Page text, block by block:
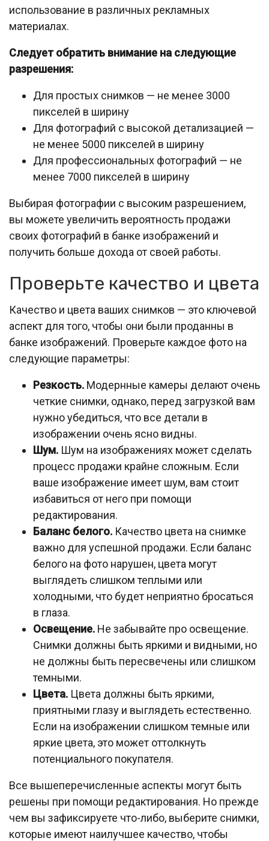
использование в различных рекламных
материалах.
Следует обратить внимание на следующие
разрешения:
Для простых снимков — не менее 3000
пикселей в ширину
Для фотографий с высокой детализацией —
не менее 5000 пикселей в ширину
Для профессиональных фотографий — не
менее 7000 пикселей в ширину
Выбирая фотографии с высоким разрешением,
вы можете увеличить вероятность продажи
своих фотографий в банке изображений и
получить больше дохода от своей работы.
Проверьте качество и цвета
Качество и цвета ваших снимков — это ключевой
аспект для того, чтобы они были проданны в
банке изображений. Проверьте каждое фото на
следующие параметры:
Резкость. Модернные камеры делают очень
четкие снимки, однако, перед загрузкой вам
нужно убедиться, что все детали в
изображении очень ясно видны.
Шум. Шум на изображениях может сделать
процесс продажи крайне сложным. Если
ваше изображение имеет шум, вам стоит
избавиться от него при помощи
редактирования.
Баланс белого. Качество цвета на снимке
важно для успешной продажи. Если баланс
белого на фото нарушен, цвета могут
выглядеть слишком теплыми или
холодными, что будет неприятно бросаться
в глаза.
Освещение. Не забывайте про освещение.
Снимки должны быть яркими и видными, но
не должны быть пересвечены или слишком
темными.
Цвета. Цвета должны быть яркими,
приятными глазу и выглядеть естественно.
Если на изображении слишком темные или
яркие цвета, это может оттолкнуть
потенциального покупателя.
Все вышеперечисленные аспекты могут быть
решены при помощи редактирования. Но прежде
чем вы зафиксируете что-либо, выберите снимки,
которые имеют наилучшее качество, чтобы